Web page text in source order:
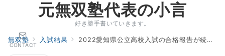
元無双塾代表の小言
好き勝手書いていきます。
CONTACT
無双塾 入試結果 2022愛知県公立高校入試の合格報告が続々と…